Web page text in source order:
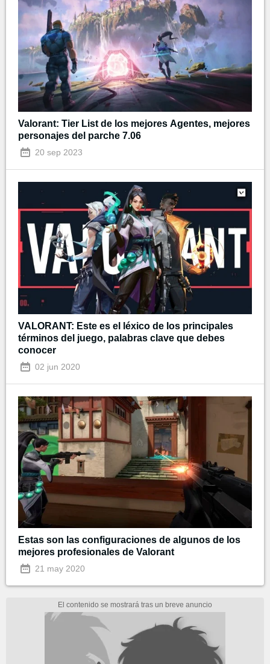
Valorant: Tier List de los mejores Agentes, mejores
personajes del parche 7.06
20 sep 2023
VALORANT: Este es el léxico de los principales
términos del juego, palabras clave que debes
conocer
02 jun 2020
Estas son las configuraciones de algunos de los
mejores profesionales de Valorant
21 may 2020